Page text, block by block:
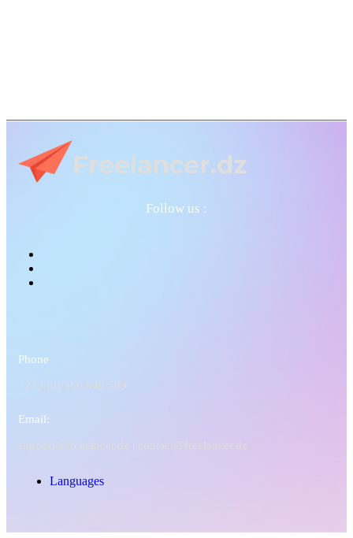
Follow us :
Phone
+213 (0) 560 840 509
Email:
support@freelancer.dz |
Languages